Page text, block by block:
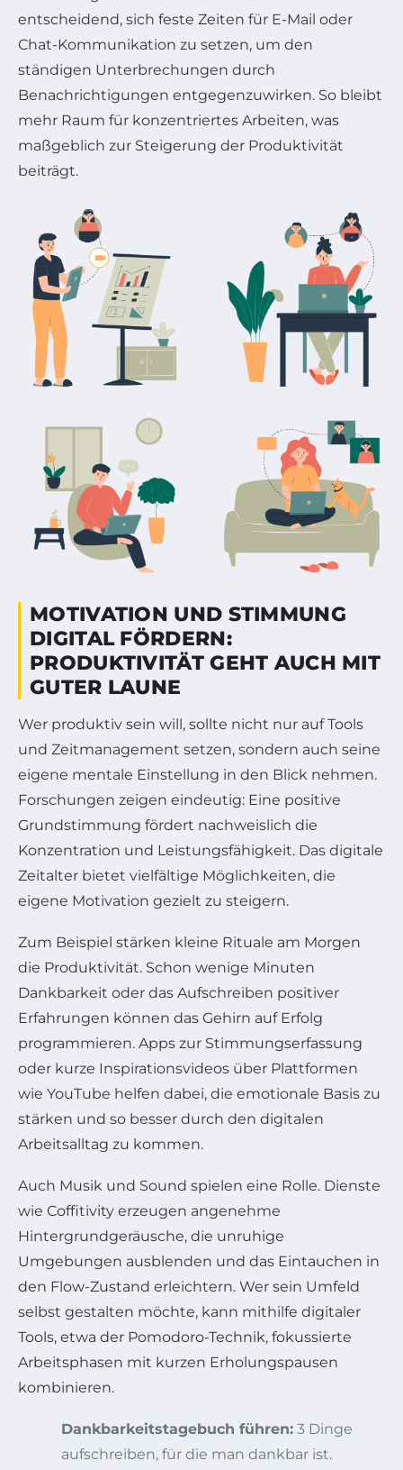
entscheidend, sich feste Zeiten für E-Mail oder
Chat-Kommunikation zu setzen, um den
ständigen Unterbrechungen durch
Benachrichtigungen entgegenzuwirken. So bleibt
mehr Raum für konzentriertes Arbeiten, was
maßgeblich zur Steigerung der Produktivität
beiträgt.
MOTIVATION UND STIMMUNG
DIGITAL FÖRDERN:
PRODUKTIVITÄT GEHT AUCH MIT
GUTER LAUNE
Wer produktiv sein will, sollte nicht nur auf Tools
und Zeitmanagement setzen, sondern auch seine
eigene mentale Einstellung in den Blick nehmen.
Forschungen zeigen eindeutig: Eine positive
Grundstimmung fördert nachweislich die
Konzentration und Leistungsfähigkeit. Das digitale
Zeitalter bietet vielfältige Möglichkeiten, die
eigene Motivation gezielt zu steigern.
Zum Beispiel stärken kleine Rituale am Morgen
die Produktivität. Schon wenige Minuten
Dankbarkeit oder das Aufschreiben positiver
Erfahrungen können das Gehirn auf Erfolg
programmieren. Apps zur Stimmungserfassung
oder kurze Inspirationsvideos über Plattformen
wie YouTube helfen dabei, die emotionale Basis zu
stärken und so besser durch den digitalen
Arbeitsalltag zu kommen.
Auch Musik und Sound spielen eine Rolle. Dienste
wie Coffitivity erzeugen angenehme
Hintergrundgeräusche, die unruhige
Umgebungen ausblenden und das Eintauchen in
den Flow-Zustand erleichtern. Wer sein Umfeld
selbst gestalten möchte, kann mithilfe digitaler
Tools, etwa der Pomodoro-Technik, fokussierte
Arbeitsphasen mit kurzen Erholungspausen
kombinieren.
Dankbarkeitstagebuch führen: 3 Dinge
aufschreiben, für die man dankbar ist.